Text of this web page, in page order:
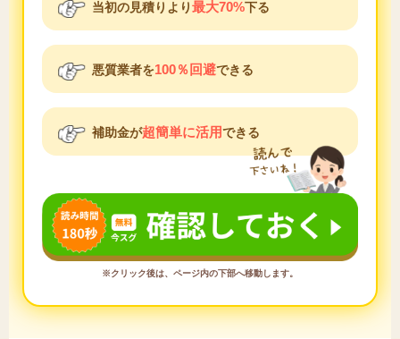
当初の見積りより最大70%下る
悪質業者を100％回避できる
補助金が超簡単に活用できる
※クリック後は、ページ内の下部へ移動します。